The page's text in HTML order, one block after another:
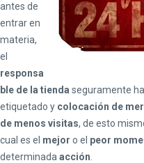
antes de
entrar en
materia,
el
responsa
ble de la tienda seguramente
etiquetado y colocación de
de menos visitas, de esto
cual es el mejor o el peor
determinada acción